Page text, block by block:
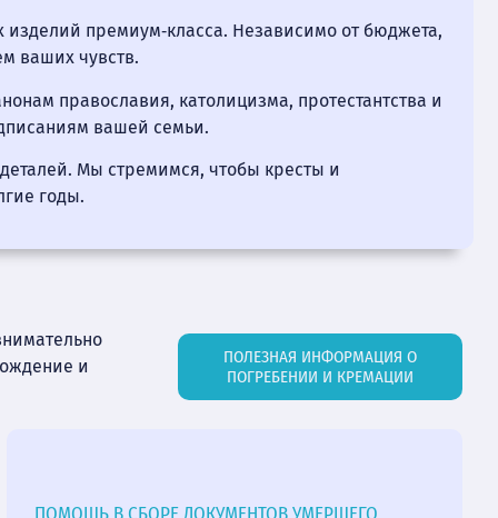
премиум‑класса. Независимо от бюджета,
ваших чувств.
православия, католицизма, протестантства и
вашей семьи.
Мы стремимся, чтобы кресты и
годы.
и
ПОЛЕЗНАЯ ИНФОРМАЦИЯ О
ПОГРЕБЕНИИ И КРЕМАЦИИ